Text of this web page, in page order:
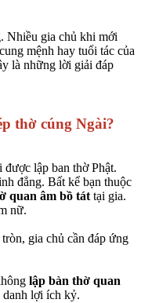
Nhiều gia chủ khi mới
mệnh hay tuổi tác của
là những lời giải đáp
thờ cúng Ngài?
lập ban thờ Phật.
đẳng. Bất kể bạn thuộc
quan âm bồ tát tại gia.
nữ.
gia chủ cần đáp ứng
lập bàn thờ quan
danh lợi ích kỷ.